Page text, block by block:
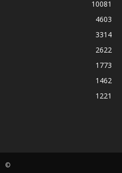
10081
4603
3314
2622
1773
1462
1221
©